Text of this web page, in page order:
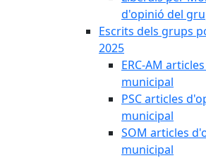
d'opinió del
Escrits dels grups
2025
ERC-AM
municipal
PSC articles
municipal
SOM articles
municipal